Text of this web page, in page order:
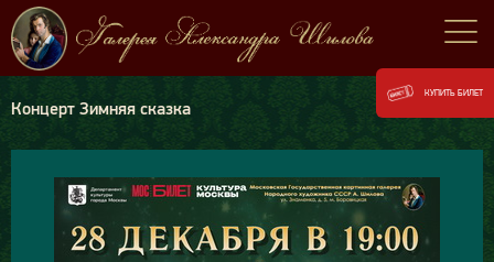
Концерт Зимняя сказка
КУПИТЬ БИЛЕТ